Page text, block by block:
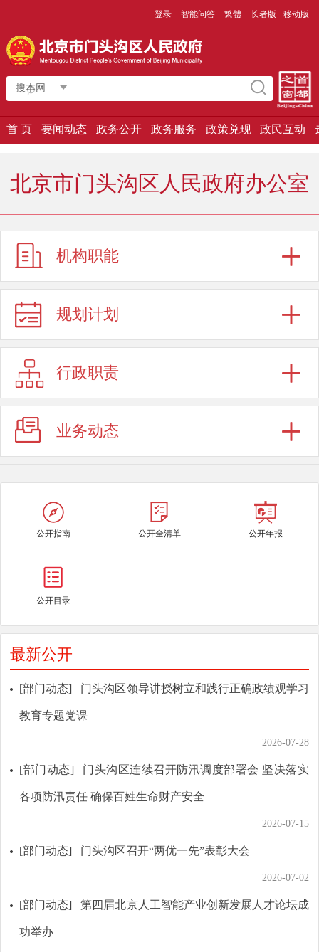
登录 智能问答 繁體 长者版 移动版
搜本网
首 页 要闻动态 政务公开 政务服务 政策兑现 政民互动
北京市门头沟区人民政府办公室
机构职能
规划计划
行政职责
业务动态
公开指南 公开全清单 公开年报
公开目录
最新公开
[部门动态] 门头沟区领导讲授树立和践行正确政绩观学习
教育专题党课
2026-07-28
[部门动态] 门头沟区连续召开防汛调度部署会 坚决落实
各项防汛责任 确保百姓生命财产安全
2026-07-15
[部门动态] 门头沟区召开“两优一先”表彰大会
2026-07-02
[部门动态] 第四届北京人工智能产业创新发展人才论坛成
功举办